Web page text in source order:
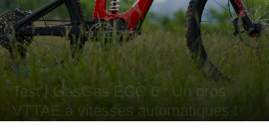
Test VTTAE
Test | GasGas ECC 6 : Un gros
VTTAE à vitesses automatiques !